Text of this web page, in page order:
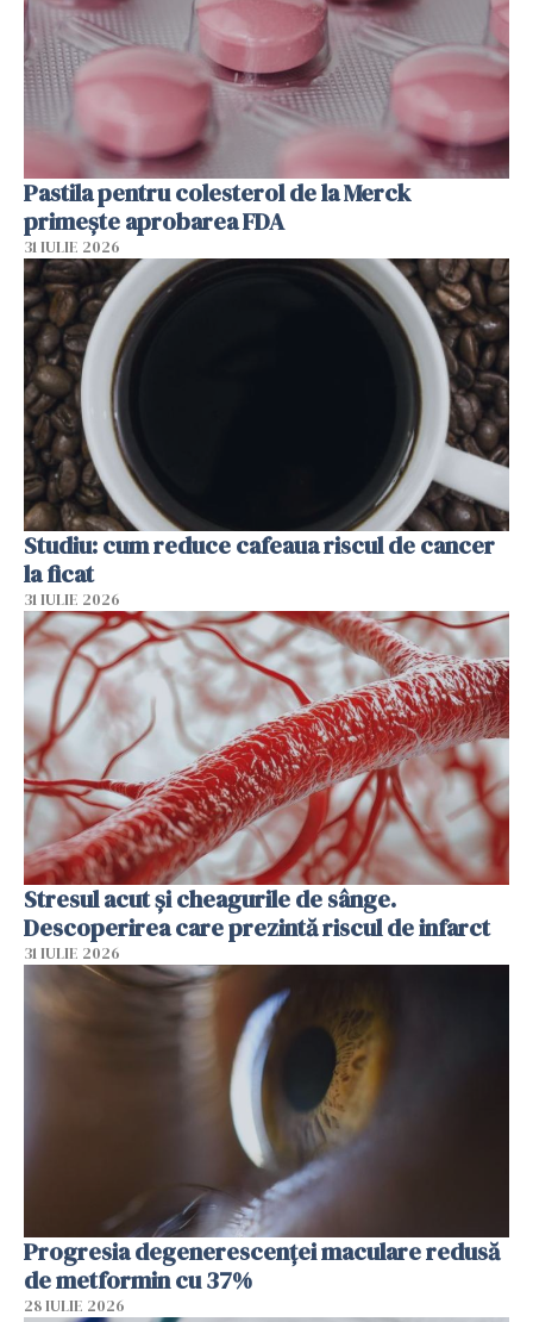
Pastila pentru colesterol de la Merck
primește aprobarea FDA
31 IULIE 2026
Studiu: cum reduce cafeaua riscul de cancer
la ficat
31 IULIE 2026
Stresul acut și cheagurile de sânge.
Descoperirea care prezintă riscul de infarct
31 IULIE 2026
Progresia degenerescenței maculare redusă
de metformin cu 37%
28 IULIE 2026